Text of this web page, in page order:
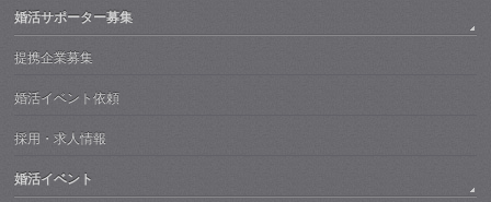
婚活サポーター募集
提携企業募集
婚活イベント依頼
採用・求人情報
婚活イベント